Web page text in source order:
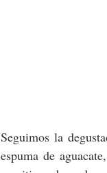
Seguimos la
espuma de